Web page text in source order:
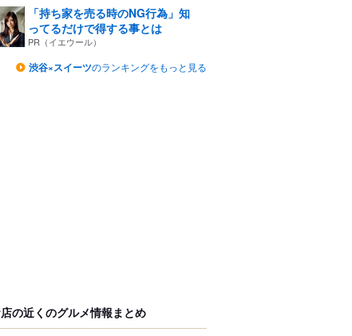
「持ち家を売る時のNG行為」知
ってるだけで得する事とは
PR（イエウール）
渋谷×スイーツのランキングをもっと見る
の近くのグルメ情報まとめ